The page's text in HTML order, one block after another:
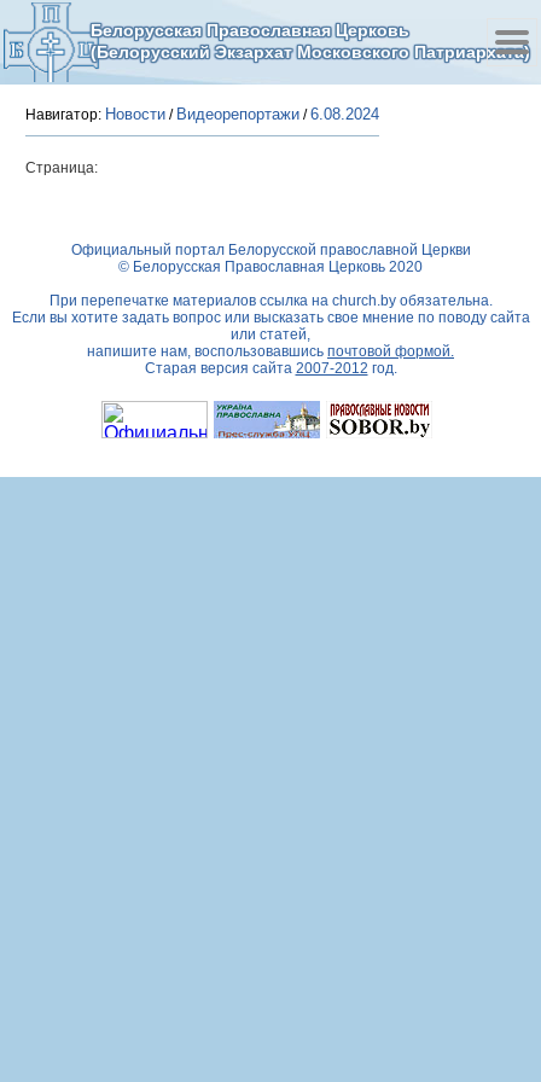
Белорусская Православная Церковь
(Белорусский Экзархат Московского Патриархата)
Навигатор: Новости / Видеорепортажи /6.08.2024
Страница:
Официальный портал Белорусской православной Церкви
© Белорусская Православная Церковь 2020
При перепечатке материалов ссылка на church.byобязательна.
Если вы хотите задать вопрос или высказать свое мнение по поводу сайта
или статей,
напишите нам, воспользовавшись почтовой формой.
Старая версия сайта 2007-2012 год.